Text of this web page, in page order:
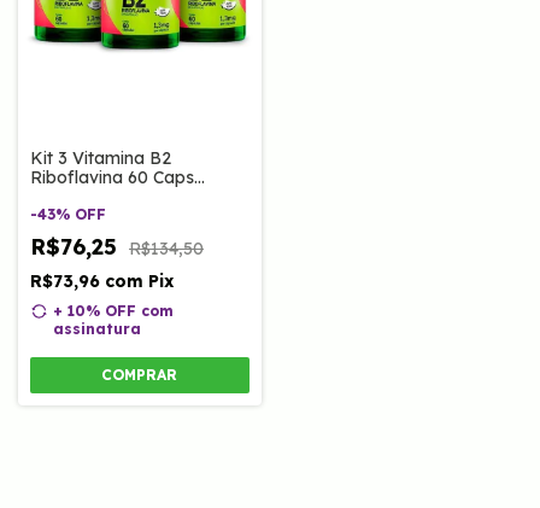
Kit 3 Vitamina B2
Riboflavina 60 Caps
-43% OFF
R$76,25
R$134,50
R$73,96 com Pix
+ 10% OFF com
assinatura
COMPRAR